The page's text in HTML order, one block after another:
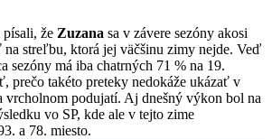
že Zuzana sa v závere sezóny akosi
na streľbu, ktorá jej väčšinu zimy nejde. Veď
sezóny má iba chatrných 71 % na 19.
prečo takéto preteky nedokáže ukázať v
vrcholnom podujatí. Aj dnešný výkon bol na
vo SP, kde ale v tejto zime
a 78. miesto.